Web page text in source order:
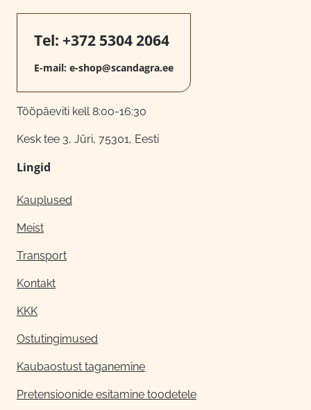
Tel: +372 5304 2064
E-mail: e-shop@scandagra.ee
Tööpäeviti kell 8:00-16:30
Kesk tee 3, Jüri, 75301, Eesti
Lingid
Kauplused
Meist
Transport
Kontakt
KKK
Ostutingimused
Kaubaostust taganemine
Pretensioonide esitamine toodetele